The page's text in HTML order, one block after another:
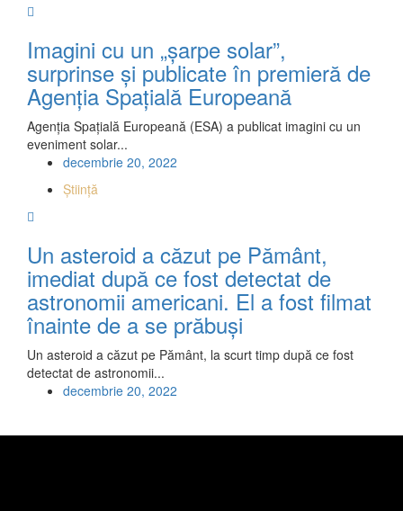
Imagini cu un „șarpe solar”,
surprinse și publicate în premieră de
Agenția Spațială Europeană
Agenția Spațială Europeană (ESA) a publicat imagini cu un
eveniment solar...
decembrie 20, 2022
Știință
Un asteroid a căzut pe Pământ,
imediat după ce fost detectat de
astronomii americani. El a fost filmat
înainte de a se prăbuşi
Un asteroid a căzut pe Pământ, la scurt timp după ce fost
detectat de astronomii...
decembrie 20, 2022